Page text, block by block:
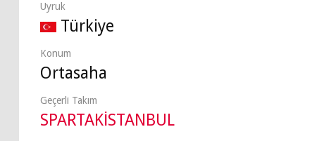
Uyruk
Türkiye
Konum
Ortasaha
Geçerli Takım
SPARTAKİSTANBUL